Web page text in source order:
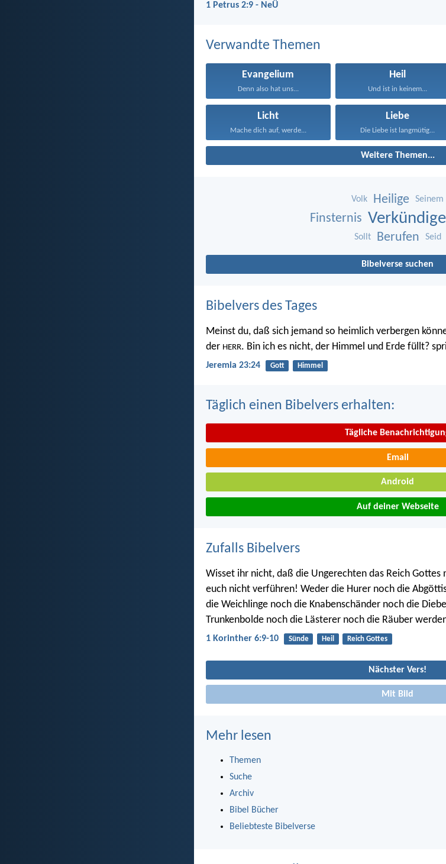
1 Petrus 2:9 - NeÜ
Verwandte Themen
Evangelium
Denn also hat uns...
Heil
Und ist in keinem...
Licht
Mache dich auf, werde...
Liebe
Die Liebe ist langmütig...
Weitere Themen...
Volk Heilige Seinem
Finsternis
Sollt Berufen Seid
Bibelverse suchen
Bibelvers des Tages
Meinst du, daß sich jemand so heimlich verbergen
der HERR. Bin ich es nicht, der Himmel und Erde füllt?
Jeremia 23:24 Gott Himmel
Täglich einen Bibelvers erhalten:
Tägliche
Email
Android
Auf deiner Webseite
Zufalls Bibelvers
Wisset ihr nicht, daß die Ungerechten das Reich Gottes
euch nicht verführen! Weder die Hurer noch die
die Weichlinge noch die Knabenschänder noch die
Trunkenbolde noch die Lästerer noch die Räuber
1 Korinther 6:9-10 Sünde Heil Reich Gottes
Nächster Vers!
Mit Bild
Mehr lesen
Themen
Suche
Archiv
Bibel Bücher
Beliebteste Bibelverse